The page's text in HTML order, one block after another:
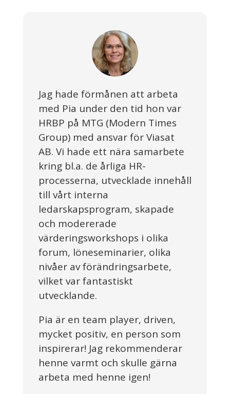
Jag hade förmånen att arbeta
med Pia under den tid hon var
HRBP på MTG (Modern Times
Group) med ansvar för Viasat
AB. Vi hade ett nära samarbete
kring bl.a. de årliga HR-
processerna, utvecklade innehåll
till vårt interna
ledarskapsprogram, skapade
och modererade
värderingsworkshops i olika
forum, löneseminarier, olika
nivåer av förändringsarbete,
vilket var fantastiskt
utvecklande.
Pia är en team player, driven,
mycket positiv, en person som
inspirerar! Jag rekommenderar
henne varmt och skulle gärna
arbeta med henne igen!